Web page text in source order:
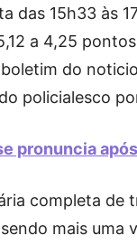
das 15h33 às
a 4,25
do
policialesco
pronuncia
completa de
mais